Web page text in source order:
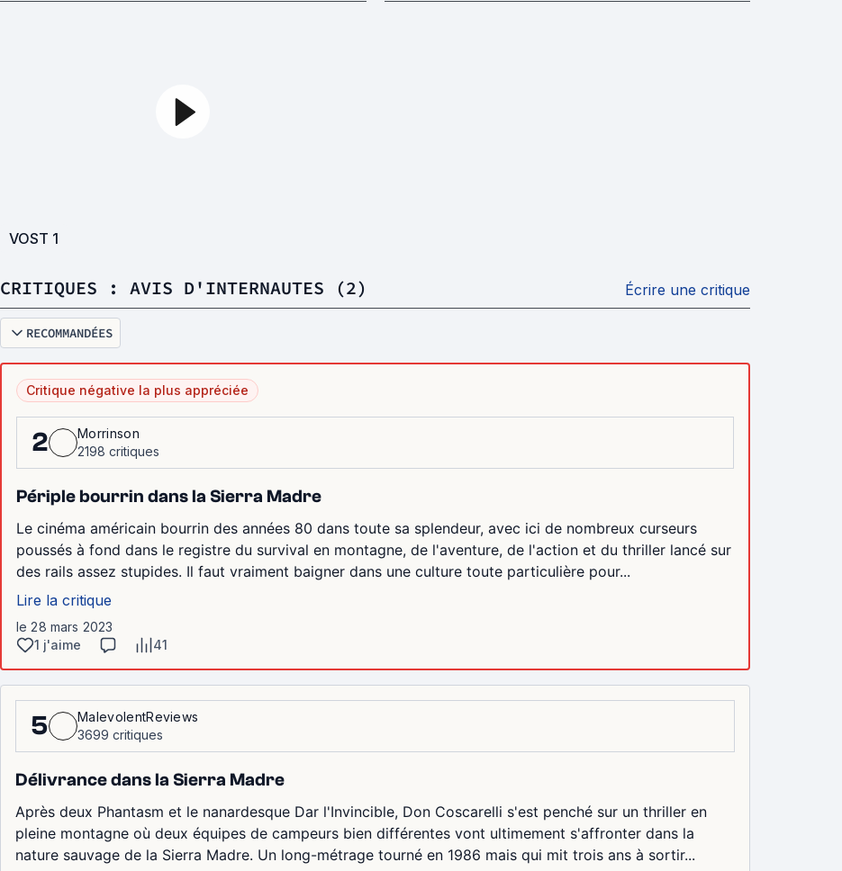
VOST 1
CRITIQUES : AVIS D'INTERNAUTES (2) Écrire une critique
RECOMMANDÉES
Critique négative la plus appréciée
2
Morrinson
2198 critiques
Périple bourrin dans la Sierra Madre
Le cinéma américain bourrin des années 80 dans toute sa splendeur, avec ici de nombreux curseurs
poussés à fond dans le registre du survival en montagne, de l'aventure, de l'action et du thriller lancé sur
des rails assez stupides. Il faut vraiment baigner dans une culture toute particulière pour...
Lire la critique
le 28 mars 2023
1 j'aime
41
5
MalevolentReviews
3699 critiques
Délivrance dans la Sierra Madre
Après deux Phantasm et le nanardesque Dar l'Invincible, Don Coscarelli s'est penché sur un thriller en
pleine montagne où deux équipes de campeurs bien différentes vont ultimement s'affronter dans la
nature sauvage de la Sierra Madre. Un long-métrage tourné en 1986 mais qui mit trois ans à sortir...